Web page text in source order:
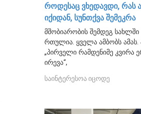
როდესაც ვხედავდი, რას
იქიდან, სუნთქვა შემეკრა
მშობიარობის შემდეგ სახლში
რთულია. ყველა ამბობს ამას.
„პირველი რამდენიმე კვირა
ირევა“,
საინტერესოა იცოდე